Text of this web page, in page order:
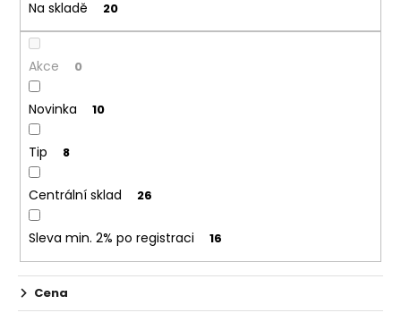
o
d
u
k
ů
Na skladě 20
Akce 0
Novinka 10
Tip 8
Centrální sklad 26
Sleva min. 2% po registraci 16
Cena
D
o
p
o
u
e